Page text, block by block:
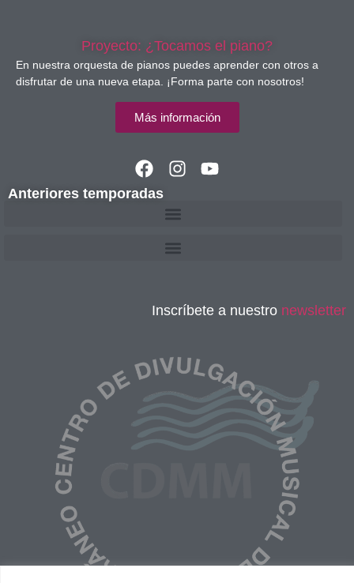
Proyecto: ¿Tocamos el piano?
En nuestra orquesta de pianos puedes aprender con otros a
disfrutar de una nueva etapa. ¡Forma parte con nosotros!
Más información
Anteriores temporadas
Inscríbete a nuestro newsletter